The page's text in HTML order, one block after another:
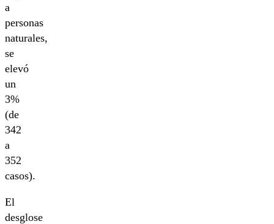
a
personas
naturales,
se
elevó
un
3%
(de
342
a
352
casos).
El
desglose